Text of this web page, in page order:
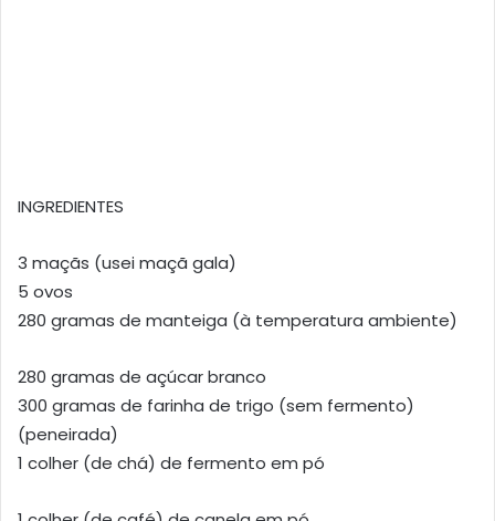
INGREDIENTES
3 maçãs (usei maçã gala)
5 ovos
280 gramas de manteiga (à temperatura ambiente)
280 gramas de açúcar branco
300 gramas de farinha de trigo (sem fermento)
(peneirada)
1 colher (de chá) de fermento em pó